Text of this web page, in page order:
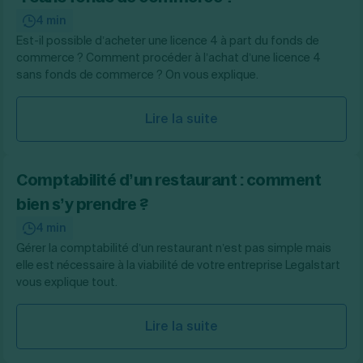
4 min
Est-il possible d’acheter une licence 4 à part du fonds de
commerce ? Comment procéder à l’achat d’une licence 4
sans fonds de commerce ? On vous explique.
Lire la suite
Comptabilité d’un restaurant : comment
bien s’y prendre ?
4 min
Gérer la comptabilité d’un restaurant n’est pas simple mais
elle est nécessaire à la viabilité de votre entreprise Legalstart
vous explique tout.
Lire la suite